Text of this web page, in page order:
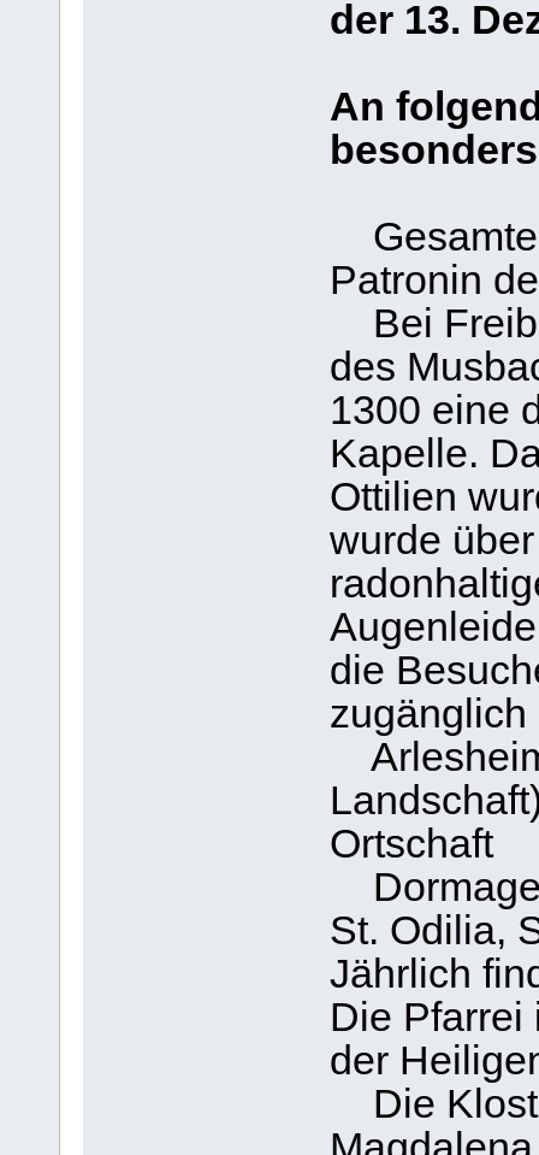
der 13.
An
Patronin
Bei
des
1300 eine
Kapelle.
Ottilien
wurde
die
zugänglich
Ortschaft
St. Odilia,
Jährlich
Die Pfarrei
der
Die